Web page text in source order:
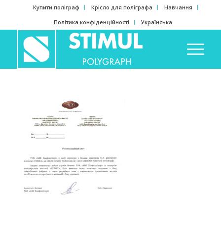
Купити поліграф Крісло для поліграфа
Навчання
Політика конфіденційності
Українська